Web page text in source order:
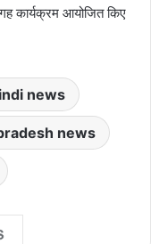
कार्यक्रम आयोजित किए
news
news